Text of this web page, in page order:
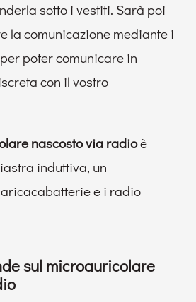
sotto i vestiti. Sarà poi
la comunicazione mediante i
poter comunicare in
con il vostro
nascosto via radioè
induttiva, un
e i radio
sul microauricolare